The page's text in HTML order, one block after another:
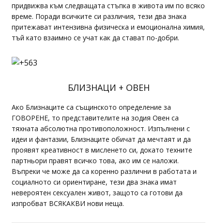
придвижва към следващата стъпка в живота им по всяко
време. Поради всичките си различия, тези два знака
притежават интензивна физическа и емоционална химия,
тъй като взаимно се учат как да стават по-добри.
БЛИЗНАЦИ + ОВЕН
Ако Близнаците са същинското определение за
ГОВОРЕНЕ, то представителите на зодия Овен са
тяхната абсолютна противоположност. Изпълнени с
идеи и фантазии, Близнаците обичат да мечтаят и да
проявят креативност в мисленето си, докато техните
партньори правят всичко това, ако им се наложи.
Въпреки че може да са коренно различни в работата и
социалното си ориентиране, тези два знака имат
невероятен сексуален живот, защото са готови да
изпробват ВСЯКАКВИ нови неща.